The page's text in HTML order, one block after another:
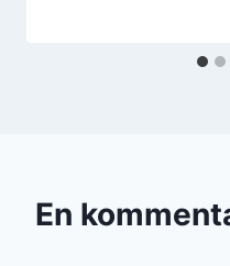
En